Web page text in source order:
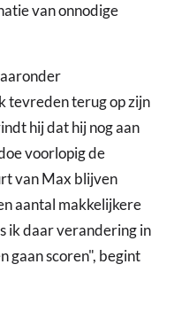
van onnodige
tevreden terug op zijn
hij dat hij nog aan
voorlopig de
van Max blijven
aantal makkelijkere
ik daar verandering in
gaan scoren", begint